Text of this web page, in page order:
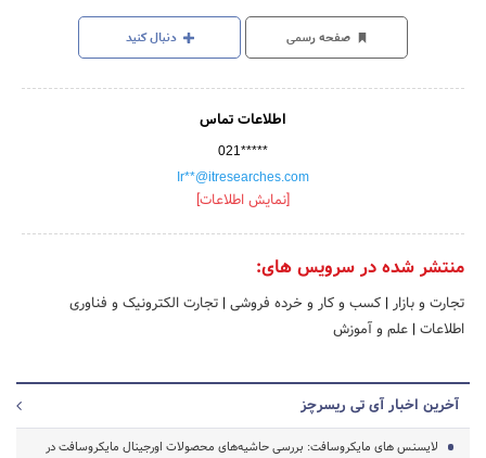
صفحه رسمی دنبال کنید
اطلاعات تماس
021*****
Ir**@itresearches.com
[نمایش اطلاعات]
منتشر شده در سرویس های:
تجارت و بازار | کسب و کار و خرده فروشی | تجارت الکترونیک و فناوری
اطلاعات | علم و آموزش
آخرین اخبار آی تی ریسرچز
لایسنس های مایکروسافت: بررسی حاشیه‌های محصولات اورجینال مایکروسافت در